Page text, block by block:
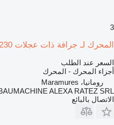
3
المحرك لـ جرافة ذات عجلات New Holland W230
السعر عند الطلب
أجزاء المحرك - المحرك
رومانيا، Maramures
ALEXA RATEZ SRL
الاتصال بالبائع